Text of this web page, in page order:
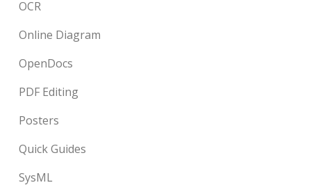
OCR
Online Diagram
OpenDocs
PDF Editing
Posters
Quick Guides
SysML